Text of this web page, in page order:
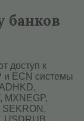
банков
доступ к
и ECN системы
MXNEGP,
SEKRON,